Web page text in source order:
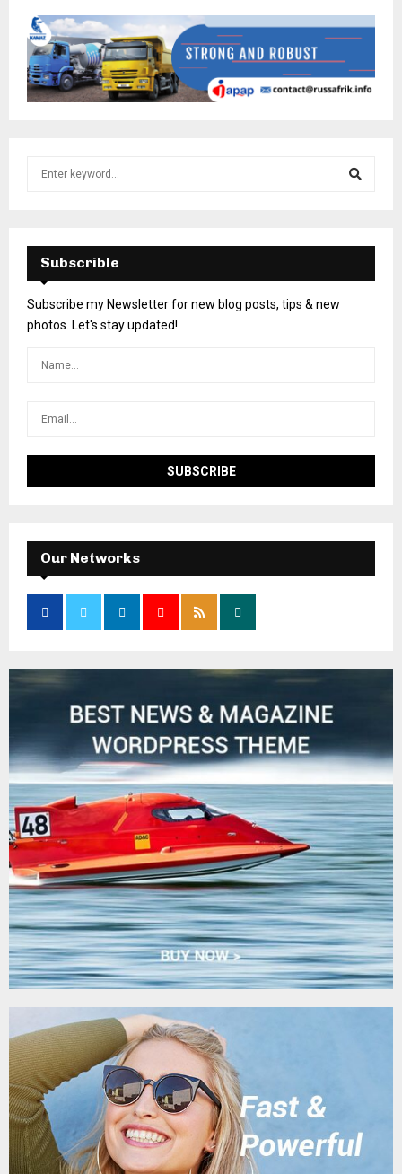
Subscrible
Subscribe my Newsletter for new blog posts, tips & new
photos. Let's stay updated!
Our Networks